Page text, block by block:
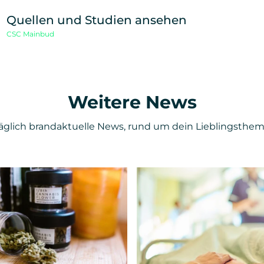
Quellen und Studien ansehen
CSC Mainbud
Weitere News
brandaktuelle News, rund um dein